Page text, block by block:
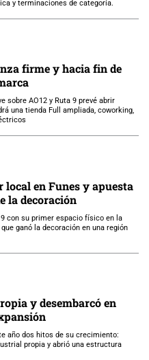
y terminaciones de categoría.
firme y hacia fin de
sobre AO12 y Ruta 9 prevé abrir
una tienda Full ampliada, coworking,
en Funes y apuesta
la decoración
con su primer espacio físico en la
ganó la decoración en una región
y desembarcó en
año dos hitos de su crecimiento:
propia y abrió una estructura